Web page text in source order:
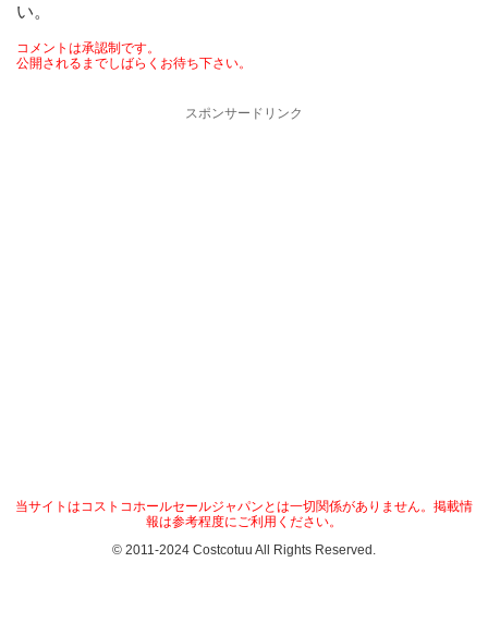
い。
コメントは承認制です。
公開されるまでしばらくお待ち下さい。
スポンサードリンク
当サイトはコストコホールセールジャパンとは一切関係がありません。掲載情
報は参考程度にご利用ください。
© 2011-2024 Costcotuu All Rights Reserved.